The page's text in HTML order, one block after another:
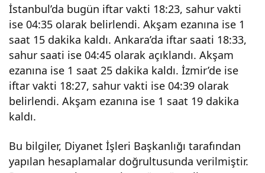
İstanbul’da bugün iftar vakti 18:23, sahur vakti
ise 04:35 olarak belirlendi. Akşam ezanına ise 1
saat 15 dakika kaldı. Ankara’da iftar saati 18:33,
sahur saati ise 04:45 olarak açıklandı. Akşam
ezanına ise 1 saat 25 dakika kaldı. İzmir’de ise
iftar vakti 18:27, sahur vakti ise 04:39 olarak
belirlendi. Akşam ezanına ise 1 saat 19 dakika
kaldı.
Bu bilgiler, Diyanet İşleri Başkanlığı tarafından
yapılan hesaplamalar doğrultusunda verilmiştir.
akiy
esi:
İftar
ve
ur